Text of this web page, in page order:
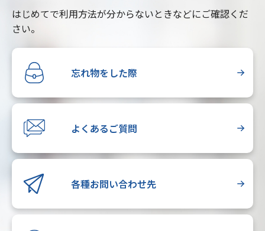
はじめてで利用方法が分からないときなどにご確認くだ
さい。
忘れ物をした際
よくあるご質問
各種お問い合わせ先